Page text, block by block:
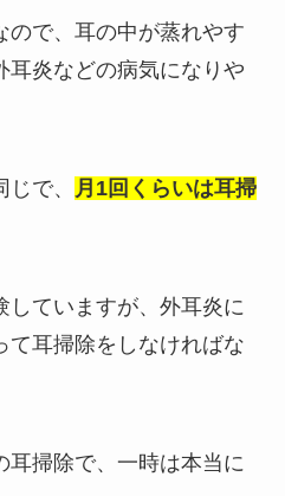
ので、耳の中が蒸れやす
耳炎などの病気になりや
で、
月1回くらいは耳掃
していますが、外耳炎に
て耳掃除をしなければな
耳掃除で、一時は本当に